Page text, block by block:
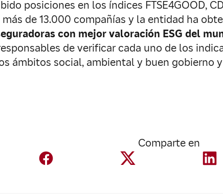
posiciones en los índices FTSE4GOOD,
de 13.000 compañías y la entidad ha
con mejor valoración ESG del
de verificar cada uno de los
ámbitos social, ambiental y buen gobierno
Comparte en